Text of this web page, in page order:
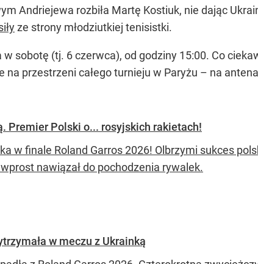
Andriejewa rozbiła Martę Kostiuk, nie dając
ze strony młodziutkiej tenisistki.
sobotę (tj. 6 czerwca), od godziny 15:00. Co
na przestrzeni całego turnieju w Paryżu – na
Premier Polski o... rosyjskich rakietach!
w finale Roland Garros 2026! Olbrzymi sukces
nawiązał do pochodzenia rywalek.
w meczu z Ukrainką